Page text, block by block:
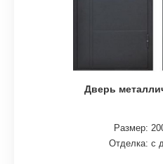
Дверь
Размер:
Отделка: с